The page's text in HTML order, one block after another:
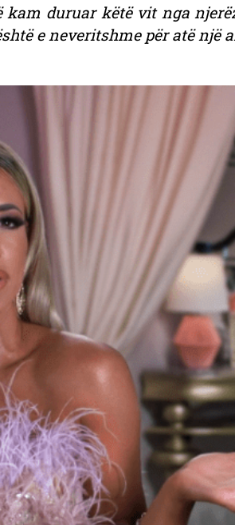
kam duruar këtë vit nga
e neveritshme për atë një